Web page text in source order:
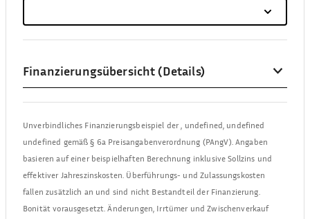
Finanzierungsübersicht (Details)
Unverbindliches Finanzierungsbeispiel der, undefined, undefined
undefined gemäß § 6a Preisangabenverordnung (PAngV). Angaben
basieren auf einer beispielhaften Berechnung inklusive Sollzins und
effektiver Jahreszinskosten. Überführungs- und Zulassungskosten
fallen zusätzlich an und sind nicht Bestandteil der Finanzierung.
Bonität vorausgesetzt. Änderungen, Irrtümer und Zwischenverkauf